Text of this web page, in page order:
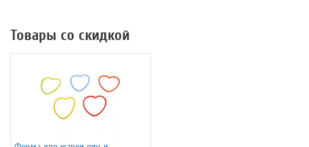
Товары со скидкой